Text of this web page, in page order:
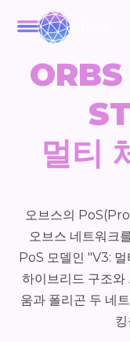
멀티
오브스의
오브스 네트워크
PoS 모델인 "V3:
하이브리드 구조와
움과 폴리곤 두 네